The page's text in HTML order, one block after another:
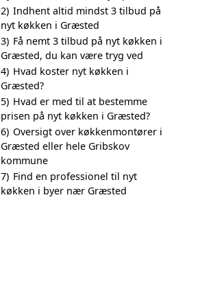
2) Indhent altid mindst 3 tilbud på
nyt køkken i Græsted
3) Få nemt 3 tilbud på nyt køkken i
Græsted, du kan være tryg ved
4) Hvad koster nyt køkken i
Græsted?
5) Hvad er med til at bestemme
prisen på nyt køkken i Græsted?
6) Oversigt over køkkenmontører i
Græsted eller hele Gribskov
kommune
7) Find en professionel til nyt
køkken i byer nær Græsted